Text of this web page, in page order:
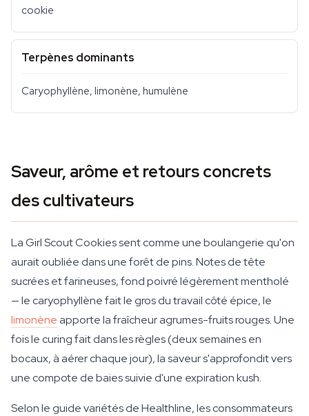
cookie
Terpènes dominants
Caryophyllène, limonène, humulène
Saveur, arôme et retours concrets
des cultivateurs
La Girl Scout Cookies sent comme une boulangerie qu'on
aurait oubliée dans une forêt de pins. Notes de tête
sucrées et farineuses, fond poivré légèrement mentholé
— le caryophyllène fait le gros du travail côté épice, le
limonèneapporte la fraîcheur agrumes-fruits rouges. Une
fois le curing fait dans les règles (deux semaines en
bocaux, à aérer chaque jour), la saveur s'approfondit vers
une compote de baies suivie d'une expiration kush.
Selon le guide variétés de Healthline, les consommateurs